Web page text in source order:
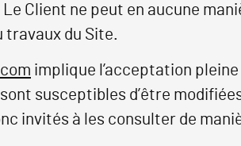
Client ne peut en aucune
du Site.
implique l’acceptation
susceptibles d’être
invités à les consulter de